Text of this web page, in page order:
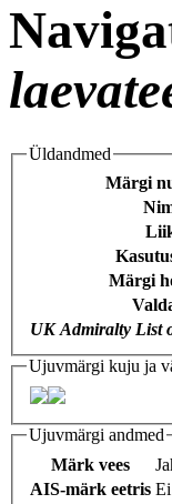
Üldandmed
Märgi
Märgi
UK Admiralty List
Ujuvmärgi kuju ja
Ujuvmärgi andmed
Märk vees
AIS-märk eetris Ei